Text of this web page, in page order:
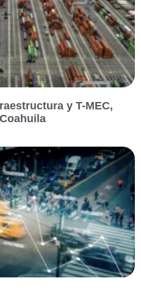
y T-MEC,